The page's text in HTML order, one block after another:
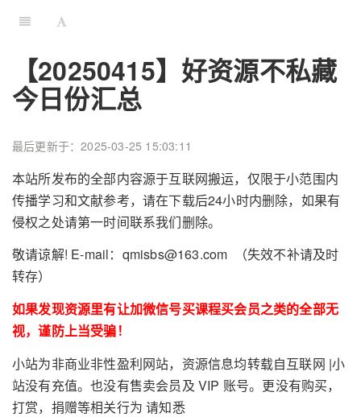
【20250415】好资源不私藏
今日份汇总
最后更新于：2025-03-25 15:03:11
本站所发布的全部内容源于互联网搬运，仅限于小范围内
传播学习和文献参考，请在下载后24小时内删除，如果有
侵权之处请第一时间联系我们删除。
敬请谅解! E-mail：qmisbs@163.com （失效不补请及时
转存）
如果发现资源里有让加微信号买课程买会员之类的全部无
视，谨防上当受骗！
小站为非商业非性盈利网站，资源信息均转载自互联网 |小
站没有充值。也没有售卖会员及 VIP 账号。更没有购买，
打赏，捐赠等相关行为 请知悉